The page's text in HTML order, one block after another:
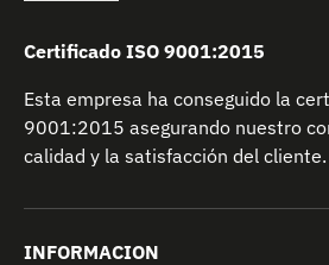
Certificado ISO 9001:2015
Esta empresa ha conseguido la
9001:2015 asegurando nuestro
calidad y la satisfacción del cliente.
INFORMACION